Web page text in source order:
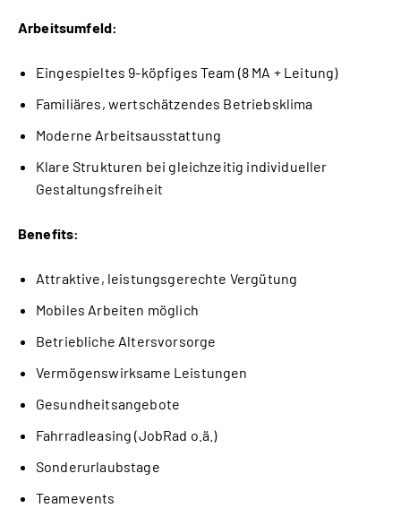
Arbeitsumfeld:
Eingespieltes 9-köpfiges Team (8 MA + Leitung)
Familiäres, wertschätzendes Betriebsklima
Moderne Arbeitsausstattung
Klare Strukturen bei gleichzeitig individueller
Gestaltungsfreiheit
Benefits:
Attraktive, leistungsgerechte Vergütung
Mobiles Arbeiten möglich
Betriebliche Altersvorsorge
Vermögenswirksame Leistungen
Gesundheitsangebote
Fahrradleasing (JobRad o.ä.)
Sonderurlaubstage
Teamevents